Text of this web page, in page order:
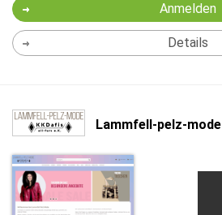
Anmelden
Details
Lammfell-pelz-mode